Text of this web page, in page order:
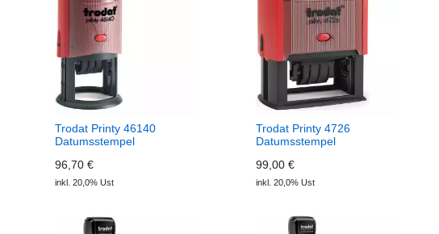
Trodat Printy 46140
Datumsstempel
96,70 €
inkl. 20,0% Ust
Trodat Printy 4726
Datumsstempel
99,00 €
inkl. 20,0% Ust